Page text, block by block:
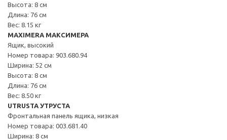
Высота: 8 см
Длина: 76 см
Вес: 8.15 кг
MAXIMERA МАКСИМЕРА
Ящик, высокий
Номер товара: 903.680.94
Ширина: 52 см
Высота: 8 см
Длина: 76 см
Вес: 8.50 кг
UTRUSTA УТРУСТА
Фронтальная панель ящика, низкая
Номер товара: 003.681.40
Ширина: 8 см